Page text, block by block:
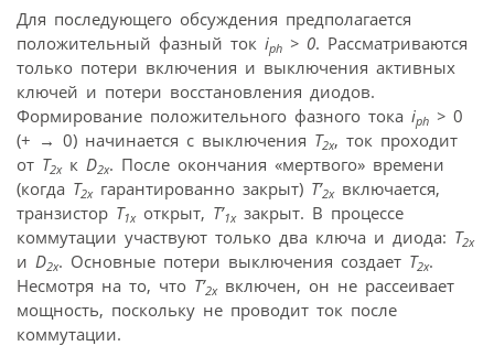
Для последующего обсуждения предполагается
положительный фазный ток iph > 0. Рассматриваются
только потери включения и выключения активных
ключей и потери восстановления диодов.
Формирование положительного фазного тока iph > 0
(+ → 0) начинается с выключения T2x, ток проходит
от T2xк D2x. После окончания «мертвого» времени
(когда T2xгарантированно закрыт) T’2xвключается,
транзистор T1xоткрыт, T’1xзакрыт. В процессе
коммутации участвуют только два ключа и диода: T2x
и D2x. Основные потери выключения создает T2x.
Несмотря на то, что T’2xвключен, он не рассеивает
мощность, поскольку не проводит ток после
коммутации.